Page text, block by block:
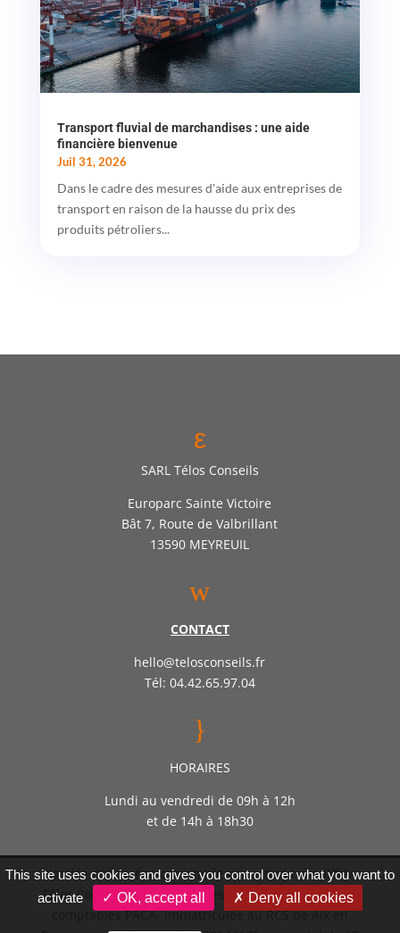
Transport fluvial de marchandises : une aide
financière bienvenue
Juil 31, 2026
Dans le cadre des mesures d'aide aux entreprises de
transport en raison de la hausse du prix des
produits pétroliers...
ε
SARL Télos Conseils
Europarc Sainte Victoire
Bât 7, Route de Valbrillant
13590 MEYREUIL
w
CONTACT
hello@telosconseils.fr
Tél: 04.42.65.97.04
}
HORAIRES
Lundi au vendredi de 09h à 12h
et de 14h à 18h30
Société d’expertise comptable par actions simplifiée
Télos Conseil – Inscrite auprès de l’ordre des experts
comptables PACA- immatriculée au RCS de Aix en
This site uses cookies and gives you control over what you want to
activate
✓ OK, accept all ✗ Deny all cookies